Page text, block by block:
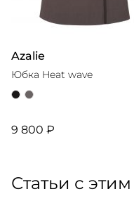
Azalie
Юбка Heat wave
9 800 ₽
Статьи с